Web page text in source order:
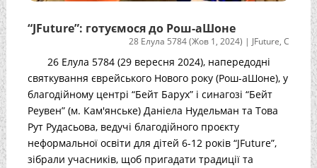
“JFuture”: готуємося до Рош-аШоне
28 Елула 5784 (Жов 1, 2024) | JFuture,С
26 Елула 5784 (29 вересня 2024), напередодні
святкування єврейського Нового року (Рош-аШоне), у
благодійному центрі “Бейт Барух” і синагозі “Бейт
Реувен” (м. Кам'янське) Даніела Нудельман та Това
Рут Рудасьова, ведучі благодійного проєкту
неформальної освіти для дітей 6-12 років “JFuture”,
зібрали учасників, щоб пригадати традиції та